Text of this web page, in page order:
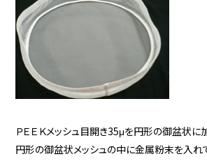
ＰＥＥＫメッシュ目開き35μを円形の御盆状に
円形の御盆状メッシュの中に金属粉末を入れ